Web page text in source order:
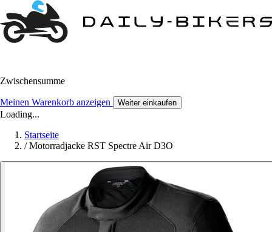
Zwischensumme
Meinen Warenkorb anzeigen Weiter einkaufen
Loading...
Startseite
/ Motorradjacke RST Spectre Air D3O